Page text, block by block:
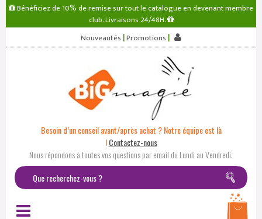
Bénéficiez de 10% de remise sur tout le catalogue en devenant membre
club. Livraisons 24/48H.
Nouveautés |Promotions |
Besoin d’un conseil avant/après achat ? Notre équipe est là
! Contactez-nous
Nous répondons à toutes vos questions par email du Lundi au Vendredi.